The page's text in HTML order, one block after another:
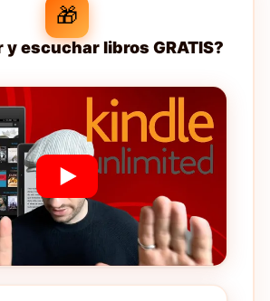
🎁
y escuchar libros GRATIS?